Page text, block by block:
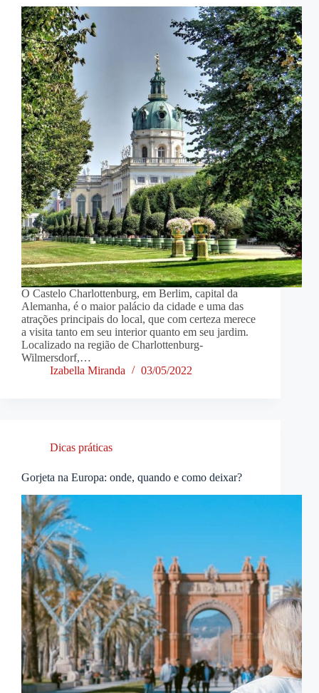
O Castelo Charlottenburg, em Berlim, capital da
Alemanha, é o maior palácio da cidade e uma das
atrações principais do local, que com certeza merece
a visita tanto em seu interior quanto em seu jardim.
Localizado na região de Charlottenburg-
Wilmersdorf,…
Izabella Miranda
03/05/2022
Dicas práticas
Gorjeta na Europa: onde, quando e como deixar?